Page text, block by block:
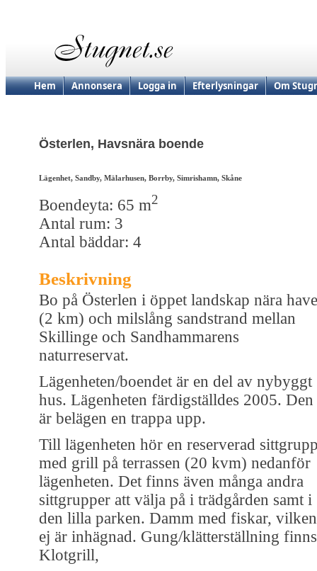
Hem Annonsera Logga in Efterlysningar Om
Österlen, Havsnära boende
Lägenhet, Sandby, Mälarhusen, Borrby, Simrishamn, Skåne
Boendeyta: 65 m2
Antal rum: 3
Antal bäddar: 4
Beskrivning
Bo på Österlen i öppet landskap nära
(2 km) och milslång sandstrand mellan
Skillinge och Sandhammarens
naturreservat.
Lägenheten/boendet är en del av nybyggt
hus. Lägenheten färdigställdes 2005. Den
är belägen en trappa upp.
Till lägenheten hör en reserverad
med grill på terrassen (20 kvm) nedanför
lägenheten. Det finns även många andra
sittgrupper att välja på i trädgården samt i
den lilla parken. Damm med fiskar, vilken
ej är inhägnad. Gung/klätterställning
Klotgrill,